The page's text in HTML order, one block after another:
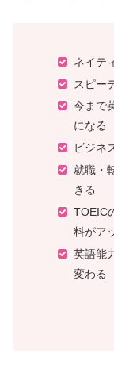
ネイテ
スピー
今まで
になる
ビジネ
就職・
きる
TOEIC
料がア
英語能
変わる